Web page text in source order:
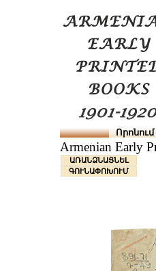
Որոնում
Armenian Early
ԱՌԱՆՁՆԱՑՆԵԼ
ԳՈՒՆԱՓՈԽՈՒՄ